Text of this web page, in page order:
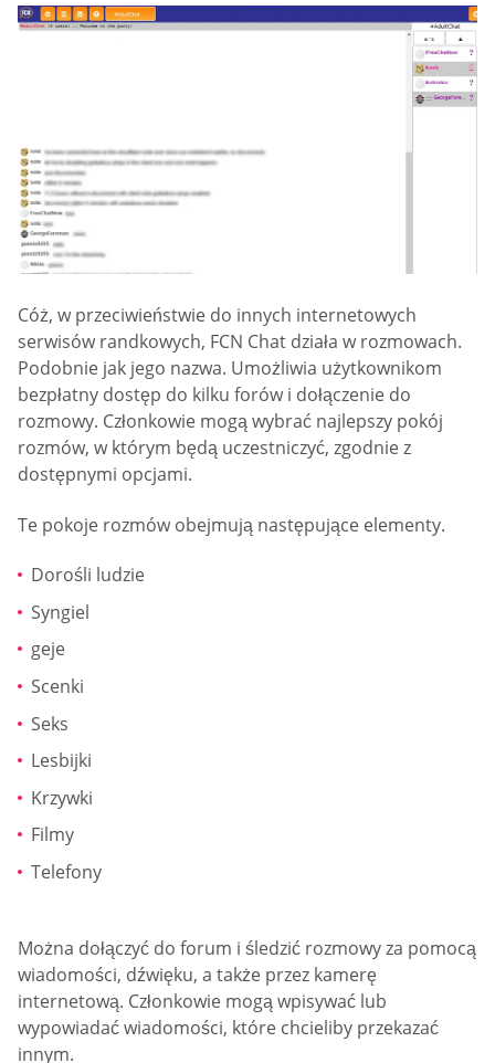
Cóż, w przeciwieństwie do innych internetowych
serwisów randkowych, FCN Chat działa w rozmowach.
Podobnie jak jego nazwa. Umożliwia użytkownikom
bezpłatny dostęp do kilku forów i dołączenie do
rozmowy. Członkowie mogą wybrać najlepszy pokój
rozmów, w którym będą uczestniczyć, zgodnie z
dostępnymi opcjami.
Te pokoje rozmów obejmują następujące elementy.
Dorośli ludzie
Syngiel
geje
Scenki
Seks
Lesbijki
Krzywki
Filmy
Telefony
Można dołączyć do forum i śledzić rozmowy za pomocą
wiadomości, dźwięku, a także przez kamerę
internetową. Członkowie mogą wpisywać lub
wypowiadać wiadomości, które chcieliby przekazać
innym.